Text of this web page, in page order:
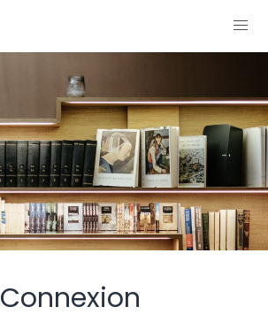
Connexion